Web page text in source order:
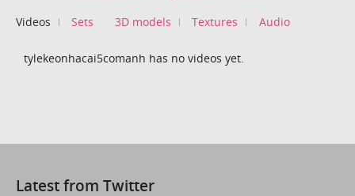
Videos Sets 3D models Textures Audio
tylekeonhacai5comanh has no videos yet.
Latest from Twitter